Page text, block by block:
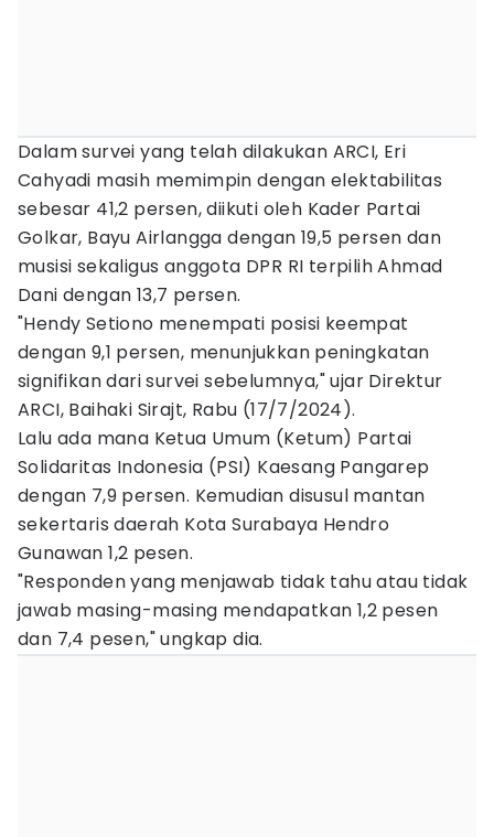
Dalam survei yang telah dilakukan ARCI, Eri
Cahyadi masih memimpin dengan elektabilitas
sebesar 41,2 persen, diikuti oleh Kader Partai
Golkar, Bayu Airlangga dengan 19,5 persen dan
musisi sekaligus anggota DPR RI terpilih Ahmad
Dani dengan 13,7 persen.
"Hendy Setiono menempati posisi keempat
dengan 9,1 persen, menunjukkan peningkatan
signifikan dari survei sebelumnya," ujar Direktur
ARCI, Baihaki Sirajt, Rabu (17/7/2024).
Lalu ada mana Ketua Umum (Ketum) Partai
Solidaritas Indonesia (PSI) Kaesang Pangarep
dengan 7,9 persen. Kemudian disusul mantan
sekertaris daerah Kota Surabaya Hendro
Gunawan 1,2 pesen.
"Responden yang menjawab tidak tahu atau tidak
jawab masing-masing mendapatkan 1,2 pesen
dan 7,4 pesen," ungkap dia.